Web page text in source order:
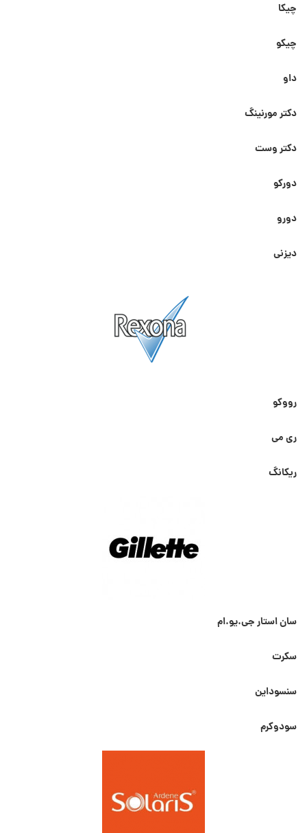
چیکا
چیکو
داو
دکتر مورنینگ
دکتر وست
دورکو
دورو
دیزنی
رووکو
ری می
ریکانگ
سان استار جی.یو.ام
سکرت
سنسوداین
سودوکرم